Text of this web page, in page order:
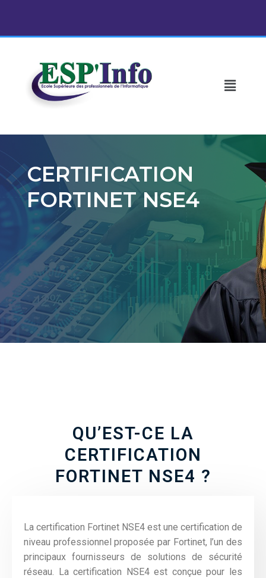
contenu
Menu
CERTIFICATION
FORTINET NSE4
QU’EST-CE LA
CERTIFICATION
FORTINET NSE4 ?
La certification Fortinet NSE4 est une certification de
niveau professionnel proposée par Fortinet, l’un des
principaux fournisseurs de solutions de sécurité
réseau. La certification NSE4 est conçue pour les